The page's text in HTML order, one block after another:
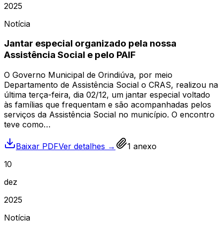
2025
Notícia
Jantar especial organizado pela nossa
Assistência Social e pelo PAIF
O Governo Municipal de Orindiúva, por meio
Departamento de Assistência Social o CRAS, realizou na
última terça-feira, dia 02/12, um jantar especial voltado
às famílias que frequentam e são acompanhadas pelos
serviços da Assistência Social no município. O encontro
teve como…
Baixar PDFVer detalhes → 1 anexo
10
dez
2025
Notícia